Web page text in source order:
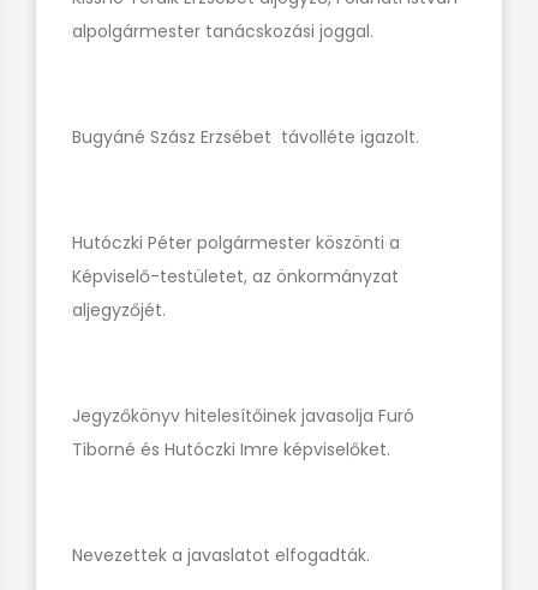
alpolgármester tanácskozási joggal.
Bugyáné Szász Erzsébet távolléte igazolt.
Hutóczki Péter polgármester köszönti a
Képviselő-testületet, az önkormányzat
aljegyzőjét.
Jegyzőkönyv hitelesítőinek javasolja Furó
Tiborné és Hutóczki Imre képviselőket.
Nevezettek a javaslatot elfogadták.